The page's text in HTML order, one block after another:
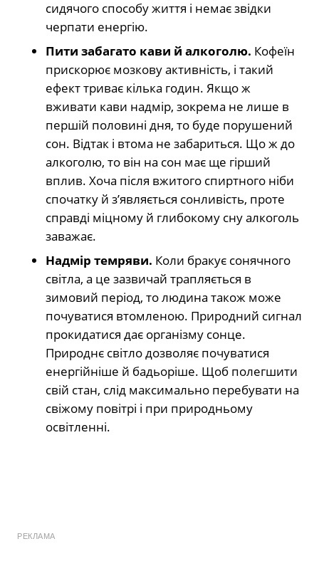
сидячого способу життя і немає звідки
черпати енергію.
Пити забагато кави й алкоголю. Кофеїн
прискорює мозкову активність, і такий
ефект триває кілька годин. Якщо ж
вживати кави надмір, зокрема не лише в
першій половині дня, то буде порушений
сон. Відтак і втома не забариться. Що ж до
алкоголю, то він на сон має ще гірший
вплив. Хоча після вжитого спиртного ніби
спочатку й з’являється сонливість, проте
справді міцному й глибокому сну алкоголь
заважає.
Надмір темряви. Коли бракує сонячного
світла, а це зазвичай трапляється в
зимовий період, то людина також може
почуватися втомленою. Природний сигнал
прокидатися дає організму сонце.
Природнє світло дозволяє почуватися
енергійніше й бадьоріше. Щоб полегшити
свій стан, слід максимально перебувати на
свіжому повітрі і при природньому
освітленні.
РЕКЛАМА